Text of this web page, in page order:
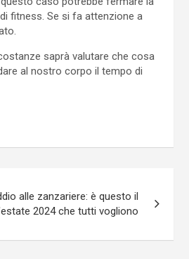
fitness. Se si fa attenzione a
saprà valutare che cosa
al nostro corpo il tempo di
alle zanzariere: è questo il
2024 che tutti vogliono